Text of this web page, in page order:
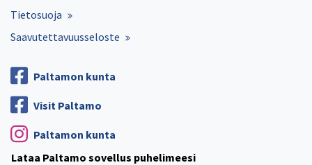
Tietosuoja
Saavutettavuusseloste
Paltamon kunta
Visit Paltamo
Paltamon kunta
Lataa Paltamo sovellus puhelimeesi